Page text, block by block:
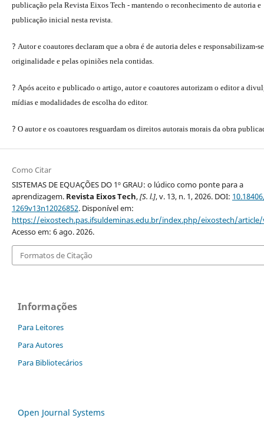
publicação pela Revista Eixos Tech - mantendo o reconhecimento de autoria e
publicação inicial nesta revista.
? Autor e coautores declaram que a obra é de autoria deles e responsabilizam-
originalidade e pelas opiniões nela contidas.
? Após aceito e publicado o artigo, autor e coautores autorizam o editor a
mídias e modalidades de escolha do editor.
? O autor e os coautores resguardam os direitos autorais morais da obra
Como Citar
SISTEMAS DE EQUAÇÕES DO 1º GRAU: o lúdico como ponte para a
aprendizagem. Revista Eixos Tech,[S. l.], v. 13, n. 1, 2026. DOI:
1269v13n12026852. Disponível em:
https://eixostech.pas.ifsuldeminas.edu.br/index.php/eixostech/
Acesso em: 6 ago. 2026.
Formatos de Citação
Informações
Para Leitores
Para Autores
Para Bibliotecários
Open Journal Systems